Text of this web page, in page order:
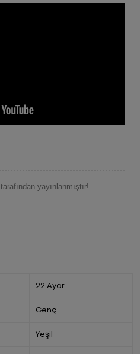
tarafından yayınlanmıştır!
22 Ayar
Genç
Yeşil